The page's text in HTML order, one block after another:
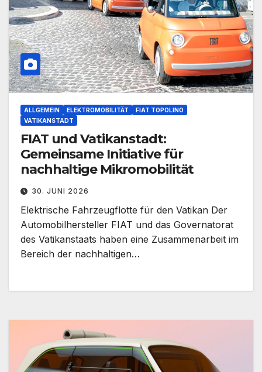
ALLGEMEIN ELEKTROMOBILITÄT
FIAT TOPOLINO
VATIKANSTADT
FIAT und Vatikanstadt:
Gemeinsame Initiative für
nachhaltige Mikromobilität
30. JUNI 2026
Elektrische Fahrzeugflotte für den Vatikan Der
Automobilhersteller FIAT und das Governatorat
des Vatikanstaats haben eine Zusammenarbeit im
Bereich der nachhaltigen…